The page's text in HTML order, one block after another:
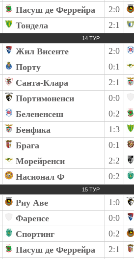
Пасуш де Феррейра 2:0
Тондела 2:1
14 ТУР
Жил Висенте 2:0
Порту 0:1
Санта-Клара 2:1
Портимоненси 0:0
Белененсеш 0:2
Бенфика 1:3
Брага 0:1
Морейренси 2:2
Насионал Ф 0:2
15 ТУР
Риу Аве 1:0
Фаренсе 0:0
Спортинг 0:2
Пасуш де Феррейра 2:1